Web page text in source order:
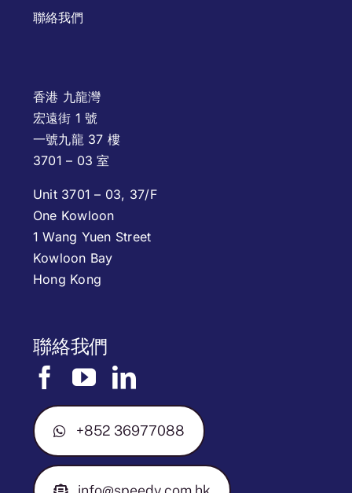
聯絡我們
+852 36977088
聯絡我們
香港 九龍灣
宏遠街 1 號
一號九龍 37 樓
3701 – 03 室
Unit 3701 – 03, 37/F
One Kowloon
1 Wang Yuen Street
Kowloon Bay
Hong Kong